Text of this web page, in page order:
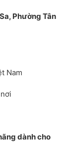
Phường Tân
Nam
dành cho